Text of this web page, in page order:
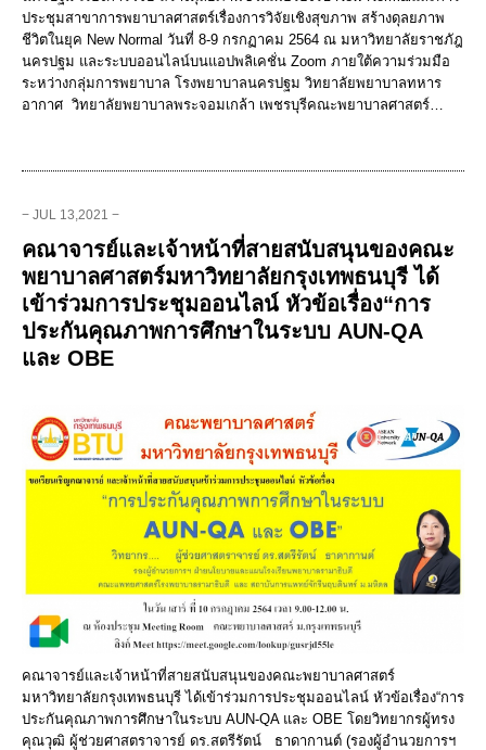
ประชุมสาขาการพยาบาลศาสตร์เรื่องการวิจัยเชิงสุขภาพ สร้างดุลยภาพ
ชีวิตในยุค New Normal วันที่ 8-9 กรกฏาคม 2564 ณ มหาวิทยาลัยราชภัฎ
นครปฐม และระบบออนไลน์บนแอปพลิเคชั่น Zoom ภายใต้ความร่วมมือ
ระหว่างกลุ่มการพยาบาล โรงพยาบาลนครปฐม วิทยาลัยพยาบาลทหาร
อากาศ วิทยาลัยพยาบาลพระจอมเกล้า เพชรบุรีคณะพยาบาลศาสตร์…
− JUL 13,2021 −
คณาจารย์และเจ้าหน้าที่สายสนับสนุนของคณะ
พยาบาลศาสตร์มหาวิทยาลัยกรุงเทพธนบุรี ได้
เข้าร่วมการประชุมออนไลน์ หัวข้อเรื่อง“การ
ประกันคุณภาพการศึกษาในระบบ AUN-QA
และ OBE
คณาจารย์และเจ้าหน้าที่สายสนับสนุนของคณะพยาบาลศาสตร์
มหาวิทยาลัยกรุงเทพธนบุรี ได้เข้าร่วมการประชุมออนไลน์ หัวข้อเรื่อง“การ
ประกันคุณภาพการศึกษาในระบบ AUN-QA และ OBE โดยวิทยากรผู้ทรง
คุณวุฒิ ผู้ช่วยศาสตราจารย์ ดร.สตรีรัตน์ ธาดากานต์ (รองผู้อำนวยการฯ